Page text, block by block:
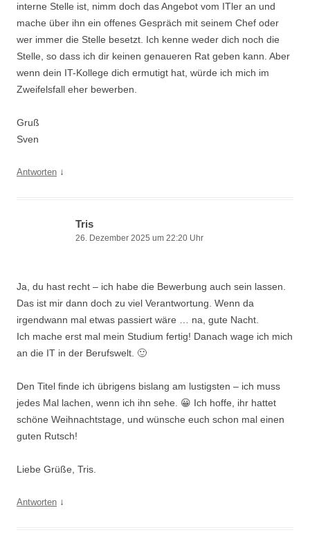
interne Stelle ist, nimm doch das Angebot vom ITler an und
mache über ihn ein offenes Gespräch mit seinem Chef oder
wer immer die Stelle besetzt. Ich kenne weder dich noch die
Stelle, so dass ich dir keinen genaueren Rat geben kann. Aber
wenn dein IT-Kollege dich ermutigt hat, würde ich mich im
Zweifelsfall eher bewerben.
Gruß
Sven
Antworten ↓
Tris
26. Dezember 2025 um 22:20 Uhr
Ja, du hast recht – ich habe die Bewerbung auch sein lassen.
Das ist mir dann doch zu viel Verantwortung. Wenn da
irgendwann mal etwas passiert wäre … na, gute Nacht.
Ich mache erst mal mein Studium fertig! Danach wage ich mich
an die IT in der Berufswelt. 🙂
Den Titel finde ich übrigens bislang am lustigsten – ich muss
jedes Mal lachen, wenn ich ihn sehe. 😀 Ich hoffe, ihr hattet
schöne Weihnachtstage, und wünsche euch schon mal einen
guten Rutsch!
Liebe Grüße, Tris.
Antworten ↓